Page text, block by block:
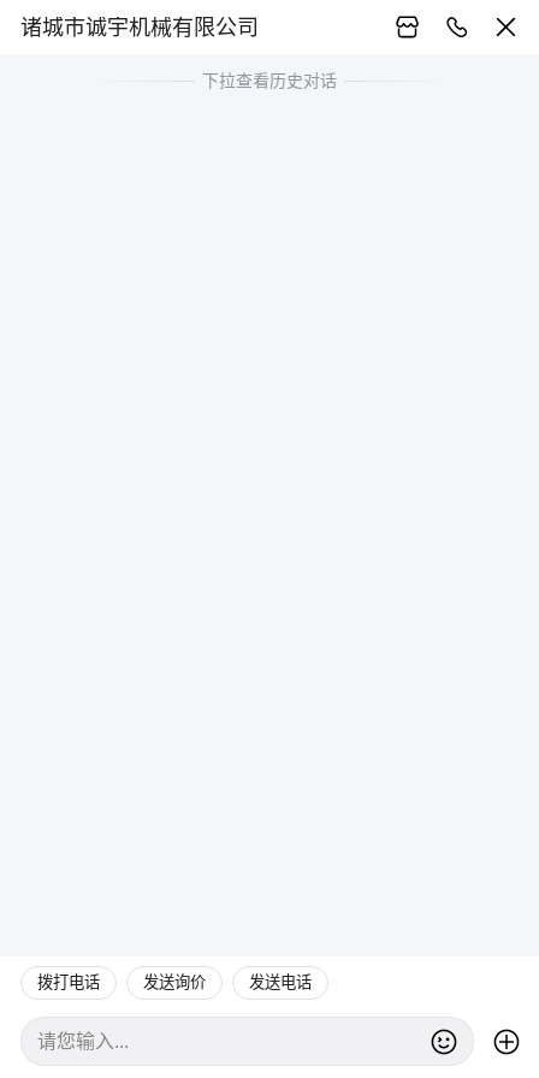
诸城市诚宇机械有限公司
下拉查看历史对话
拨打电话 发送询价 发送电话